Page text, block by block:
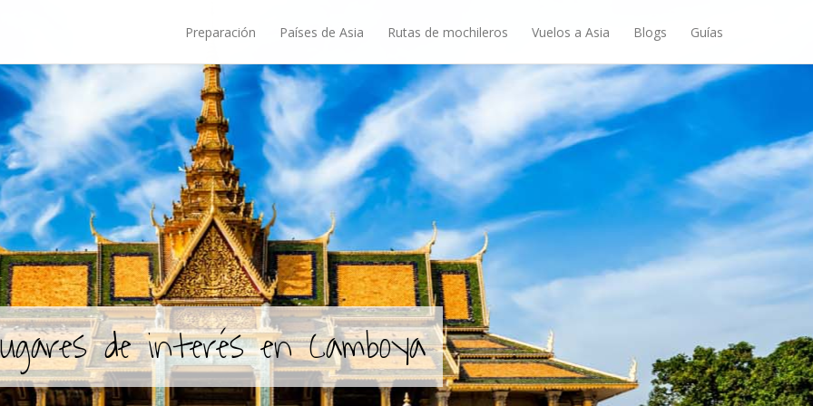
Preparación Países de Asia Rutas de mochileros Vuelos a Asia Blogs Guías
de interés en Camboya